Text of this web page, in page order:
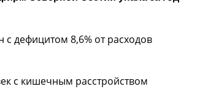
дефицитом 8,6% от расходов
с кишечным расстройством